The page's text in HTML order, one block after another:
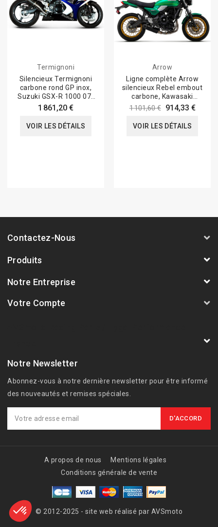
Termignoni
Silencieux Termignoni
carbone rond GP inox,
Suzuki GSX-R 1000 07-
08
1 861,20 €
VOIR LES DÉTAILS
Arrow
Ligne complète Arrow
silencieux Rebel embout
carbone, Kawasaki
Z650RS 2021-
1 101,60 € 914,33 €
VOIR LES DÉTAILS
Contactez-Nous
Produits
Notre Entreprise
Votre Compte
Notre Newsletter
Abonnez-vous à notre dernière newsletter pour être informé
des nouveautés et remises spéciales.
A propos de nous
Mentions légales
Conditions générale de vente
© 2012-2025 - site web réalisé par AVSmoto